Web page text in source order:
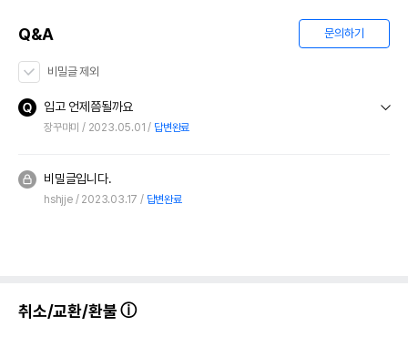
Q&A 문의하기
비밀글 제외
입고 언제쯤될까요
장꾸먀미 2023.05.01 답변완료
비밀글입니다.
hshjje 2023.03.17 답변완료
취소/교환/환불